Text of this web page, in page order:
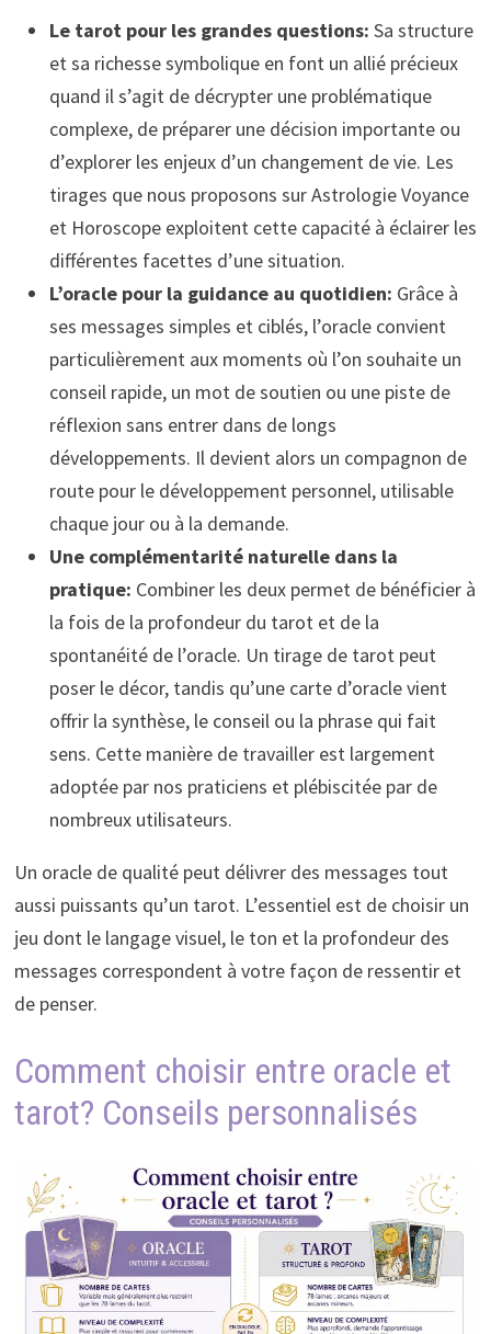
Le tarot pour les grandes questions: Sa structure
et sa richesse symbolique en font un allié précieux
quand il s’agit de décrypter une problématique
complexe, de préparer une décision importante ou
d’explorer les enjeux d’un changement de vie. Les
tirages que nous proposons sur Astrologie Voyance
et Horoscope exploitent cette capacité à éclairer les
différentes facettes d’une situation.
L’oracle pour la guidance au quotidien: Grâce à
ses messages simples et ciblés, l’oracle convient
particulièrement aux moments où l’on souhaite un
conseil rapide, un mot de soutien ou une piste de
réflexion sans entrer dans de longs
développements. Il devient alors un compagnon de
route pour le développement personnel, utilisable
chaque jour ou à la demande.
Une complémentarité naturelle dans la
pratique: Combiner les deux permet de bénéficier à
la fois de la profondeur du tarot et de la
spontanéité de l’oracle. Un tirage de tarot peut
poser le décor, tandis qu’une carte d’oracle vient
offrir la synthèse, le conseil ou la phrase qui fait
sens. Cette manière de travailler est largement
adoptée par nos praticiens et plébiscitée par de
nombreux utilisateurs.
Un oracle de qualité peut délivrer des messages tout
aussi puissants qu’un tarot. L’essentiel est de choisir un
jeu dont le langage visuel, le ton et la profondeur des
messages correspondent à votre façon de ressentir et
de penser.
Comment choisir entre oracle et
tarot? Conseils personnalisés